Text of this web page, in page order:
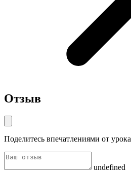
Отзыв
Поделитесь впечатлениями от урока
undefined